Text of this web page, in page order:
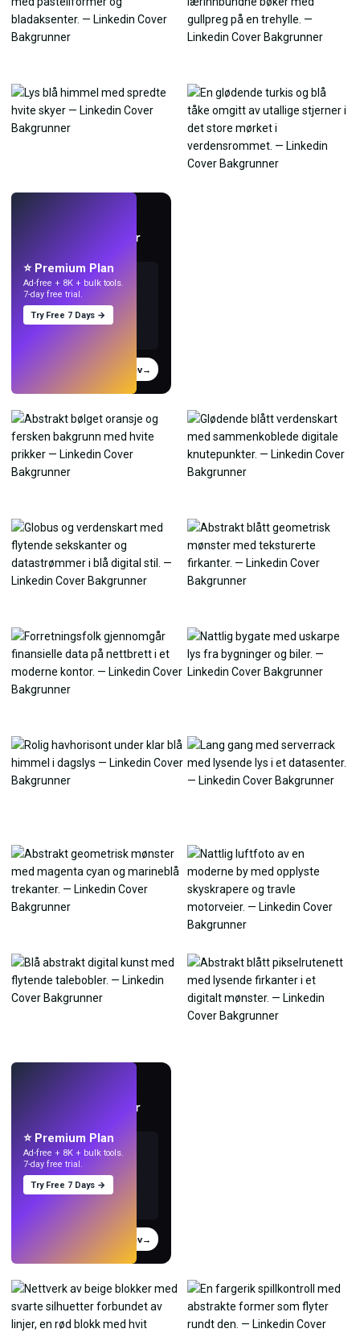
Lag bakgrunnsbilder
⭐ Premium Plan
Ad-free + 8K + bulk tools.
7-day free trial.
Try Free 7 Days →
Lag bakgrunnsbilder
⭐ Premium Plan
Ad-free + 8K + bulk tools.
7-day free trial.
Try Free 7 Days →